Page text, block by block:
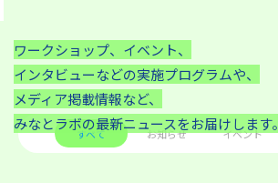
ワークショップ、イベント、
インタビューなどの実施プログラムや、
メディア掲載情報など、
みなとラボの最新ニュースをお届けします。
すべて お知らせ イベント